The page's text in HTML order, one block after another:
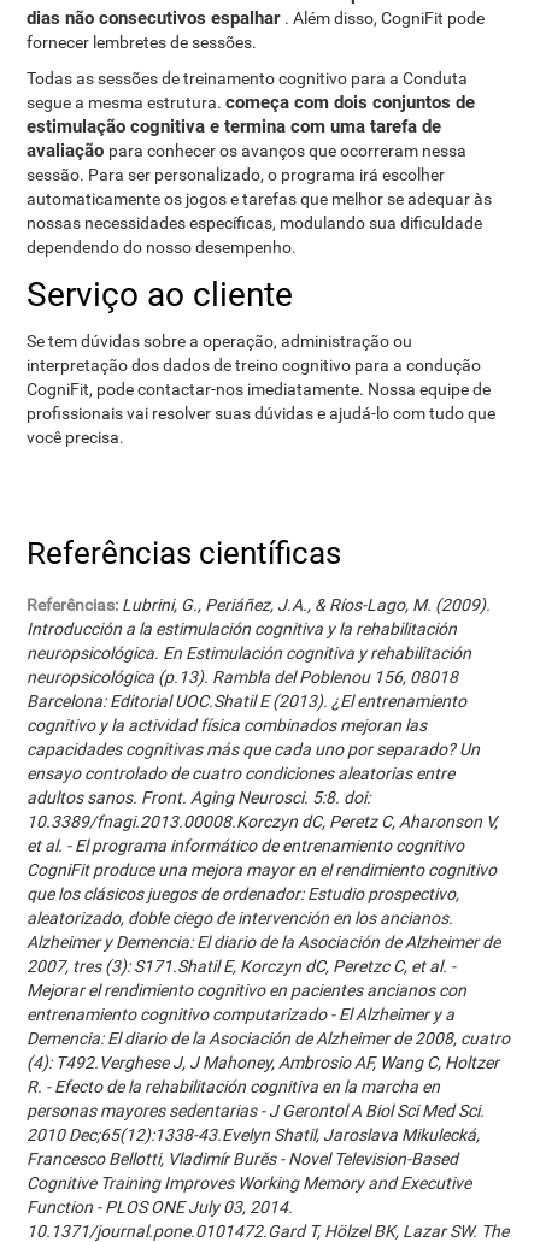
dias não consecutivos espalhar . Além disso, CogniFit pode
fornecer lembretes de sessões.
Todas as sessões de treinamento cognitivo para a Conduta
segue a mesma estrutura.começa com dois conjuntos de
estimulação cognitiva e termina com uma tarefa de
avaliação para conhecer os avanços que ocorreram nessa
sessão. Para ser personalizado, o programa irá escolher
automaticamente os jogos e tarefas que melhor se adequar às
nossas necessidades específicas, modulando sua dificuldade
dependendo do nosso desempenho.
Serviço ao cliente
Se tem dúvidas sobre a operação, administração ou
interpretação dos dados de treino cognitivo para a condução
CogniFit, pode contactar-nos imediatamente. Nossa equipe de
profissionais vai resolver suas dúvidas e ajudá-lo com tudo que
você precisa.
Referências científicas
Referências: Lubrini, G., Periáñez, J.A., & Ríos-Lago, M. (2009).
Introducción a la estimulación cognitiva y la rehabilitación
neuropsicológica. En Estimulación cognitiva y rehabilitación
neuropsicológica (p.13). Rambla del Poblenou 156, 08018
Barcelona: Editorial UOC.Shatil E (2013). ¿El entrenamiento
cognitivo y la actividad física combinados mejoran las
capacidades cognitivas más que cada uno por separado? Un
ensayo controlado de cuatro condiciones aleatorias entre
adultos sanos. Front. Aging Neurosci. 5:8. doi:
10.3389/fnagi.2013.00008.Korczyn dC, Peretz C, Aharonson V,
et al. - El programa informático de entrenamiento cognitivo
CogniFit produce una mejora mayor en el rendimiento cognitivo
que los clásicos juegos de ordenador: Estudio prospectivo,
aleatorizado, doble ciego de intervención en los ancianos.
Alzheimer y Demencia: El diario de la Asociación de Alzheimer de
2007, tres (3): S171.Shatil E, Korczyn dC, Peretzc C, et al. -
Mejorar el rendimiento cognitivo en pacientes ancianos con
entrenamiento cognitivo computarizado - El Alzheimer y a
Demencia: El diario de la Asociación de Alzheimer de 2008, cuatro
(4): T492.Verghese J, J Mahoney, Ambrosio AF, Wang C, Holtzer
R. - Efecto de la rehabilitación cognitiva en la marcha en
personas mayores sedentarias - J Gerontol A Biol Sci Med Sci.
2010 Dec;65(12):1338-43.Evelyn Shatil, Jaroslava Mikulecká,
Francesco Bellotti, Vladimír Burěs - Novel Television-Based
Cognitive Training Improves Working Memory and Executive
Function - PLOS ONE July 03, 2014.
10.1371/journal.pone.0101472.Gard T, Hölzel BK, Lazar SW. The